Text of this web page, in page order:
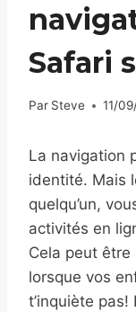
Safari
Par Steve 11/
La navigation
identité. Mais
quelqu’un,
activités en
Cela peut
lorsque vos
t’inquiète